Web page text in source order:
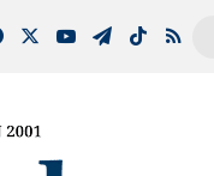
FacebookYouTubeTelegram
TikTokRSS